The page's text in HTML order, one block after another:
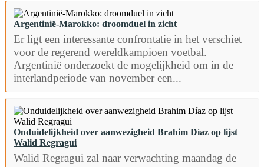
Argentinië-Marokko: droomduel in zicht
Er ligt een interessante confrontatie in het verschiet
voor de regerend wereldkampioen voetbal.
Argentinië onderzoekt de mogelijkheid om in de
interlandperiode van november een...
Onduidelijkheid over aanwezigheid Brahim Díaz op lijst
Walid Regragui
Walid Regragui zal naar verwachting maandag de